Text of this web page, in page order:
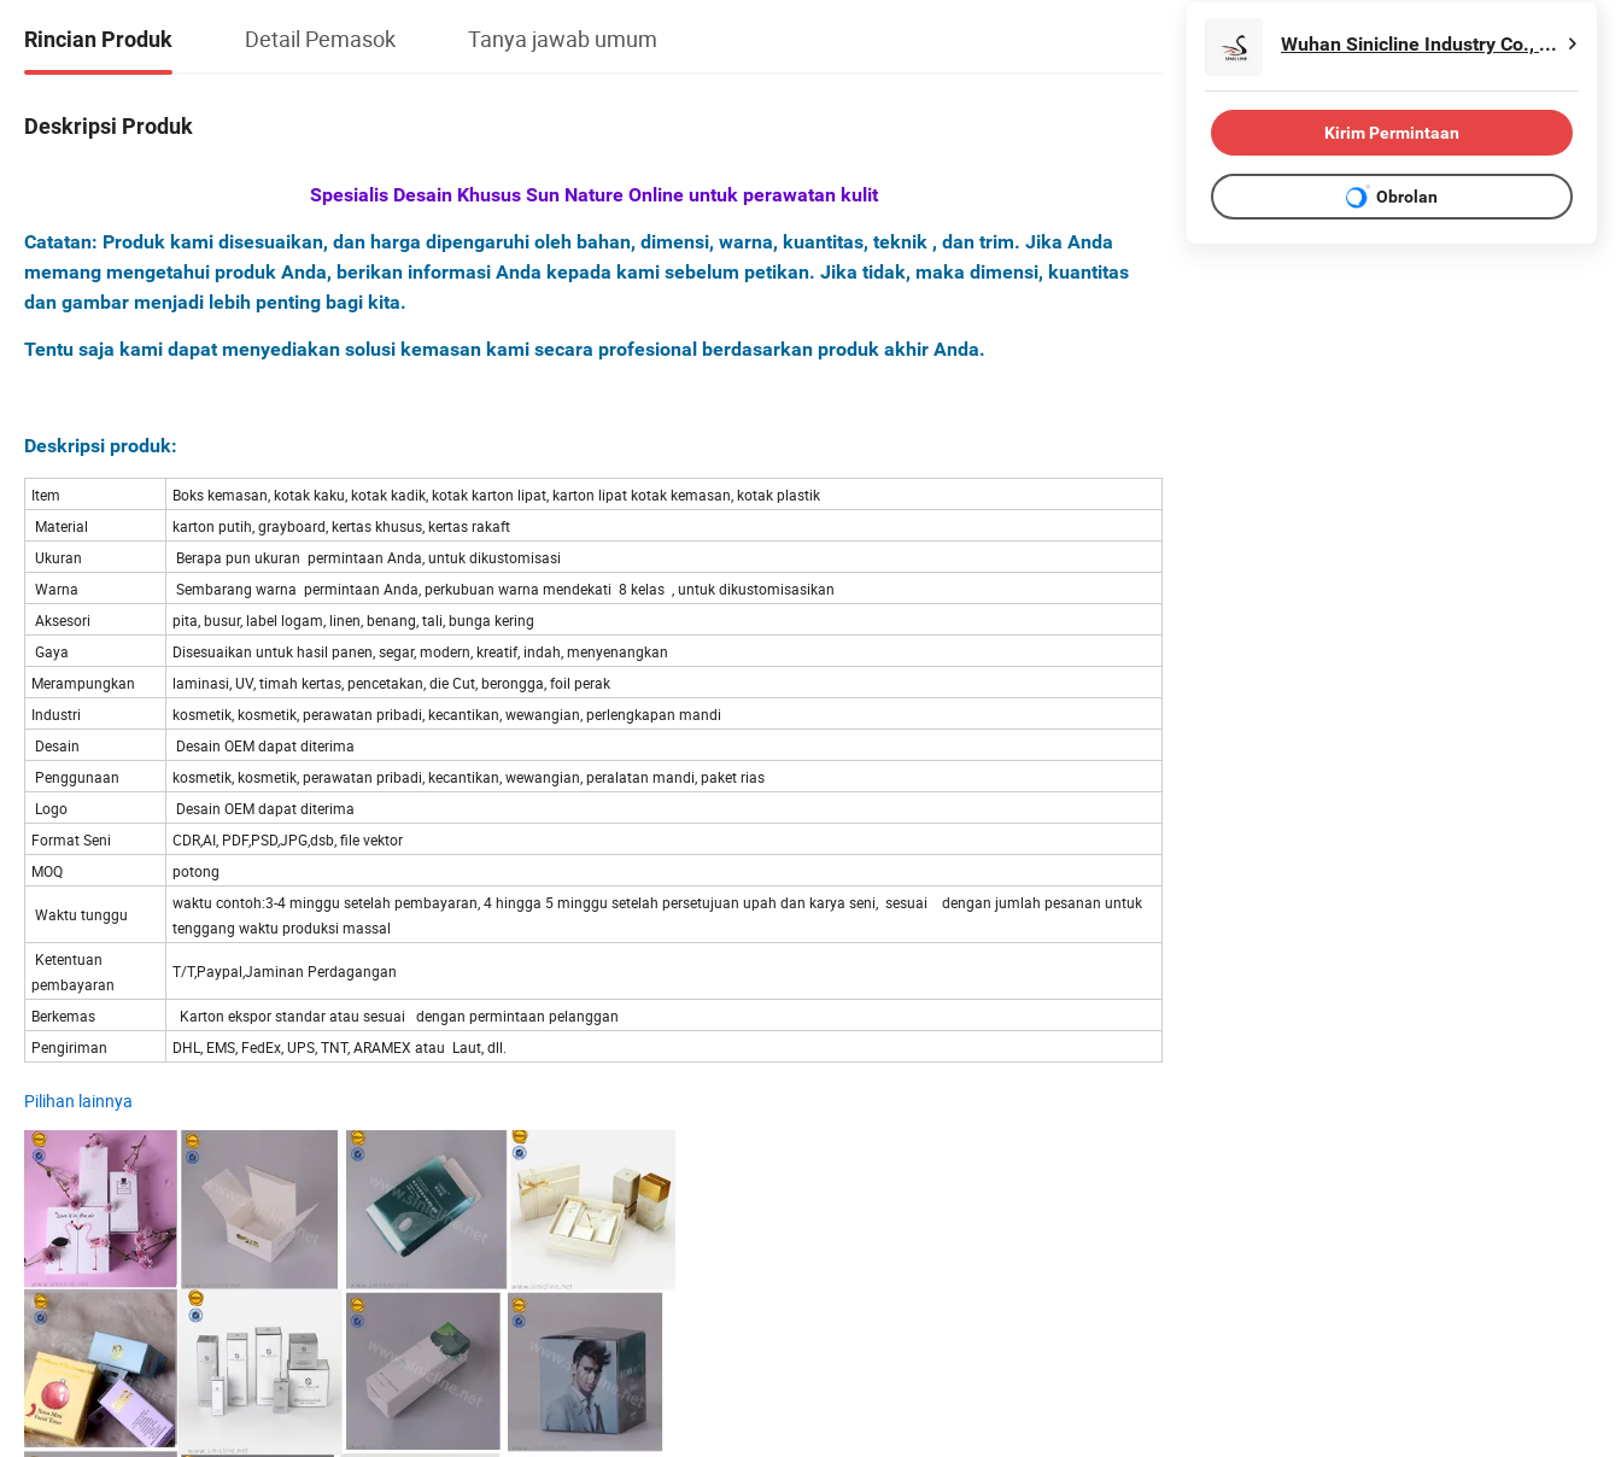
Rincian Produk Detail Pemasok Tanya jawab umum
Deskripsi Produk
Spesialis Desain Khusus Sun Nature Online untuk perawatan kulit
Catatan: Produk kami disesuaikan, dan harga dipengaruhi oleh bahan, dimensi, warna, kuantitas, teknik , dan trim. Jika Anda
memang mengetahui produk Anda, berikan informasi Anda kepada kami sebelum petikan. Jika tidak, maka dimensi, kuantitas
dan gambar menjadi lebih penting bagi kita.
Tentu saja kami dapat menyediakan solusi kemasan kami secara profesional berdasarkan produk akhir Anda.
Deskripsi produk:
Item
Boks kemasan, kotak kaku, kotak kadik, kotak karton lipat, karton lipat kotak kemasan, kotak plastik
Material
karton putih, grayboard, kertas khusus, kertas rakaft
Ukuran
Berapa pun ukuran permintaan Anda, untuk dikustomisasi
Warna
Sembarang warna permintaan Anda, perkubuan warna mendekati 8 kelas , untuk dikustomisasikan
Aksesori
pita, busur, label logam, linen, benang, tali, bunga kering
Gaya
Disesuaikan untuk hasil panen, segar, modern, kreatif, indah, menyenangkan
Merampungkan
laminasi, UV, timah kertas, pencetakan, die Cut, berongga, foil perak
Industri
kosmetik, kosmetik, perawatan pribadi, kecantikan, wewangian, perlengkapan mandi
Desain
Desain OEM dapat diterima
Penggunaan
kosmetik, kosmetik, perawatan pribadi, kecantikan, wewangian, peralatan mandi, paket rias
Logo
Desain OEM dapat diterima
Format Seni
CDR,AI, PDF,PSD,JPG,dsb, file vektor
MOQ
potong
Waktu tunggu
waktu contoh:3-4 minggu setelah pembayaran, 4 hingga 5 minggu setelah persetujuan upah dan karya seni, sesuai dengan jumlah pesanan untuk
tenggang waktu produksi massal
Ketentuan
pembayaran
T/T,Paypal,Jaminan Perdagangan
Berkemas
Karton ekspor standar atau sesuai dengan permintaan pelanggan
Pengiriman
DHL, EMS, FedEx, UPS, TNT, ARAMEX atau Laut, dll.
Pilihan lainnya
Wuhan Sinicline Industry Co., Ltd.
Kirim Permintaan
Obrolan